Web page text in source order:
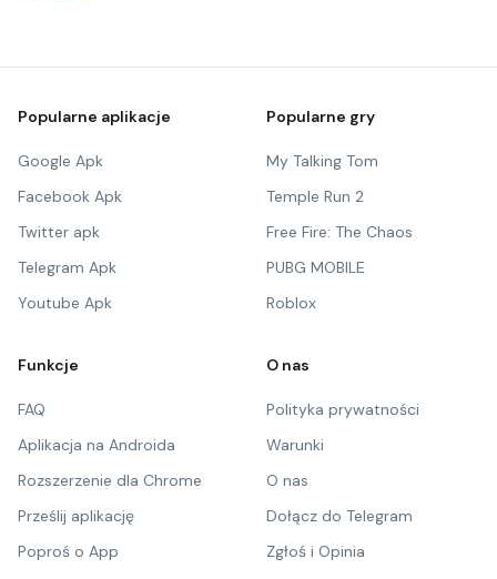
Popularne aplikacje
Google Apk
Facebook Apk
Twitter apk
Telegram Apk
Youtube Apk
Popularne gry
My Talking Tom
Temple Run 2
Free Fire: The Chaos
PUBG MOBILE
Roblox
Funkcje
FAQ
Aplikacja na Androida
Rozszerzenie dla Chrome
Prześlij aplikację
Poproś o App
O nas
Polityka prywatności
Warunki
O nas
Dołącz do Telegram
Zgłoś i Opinia